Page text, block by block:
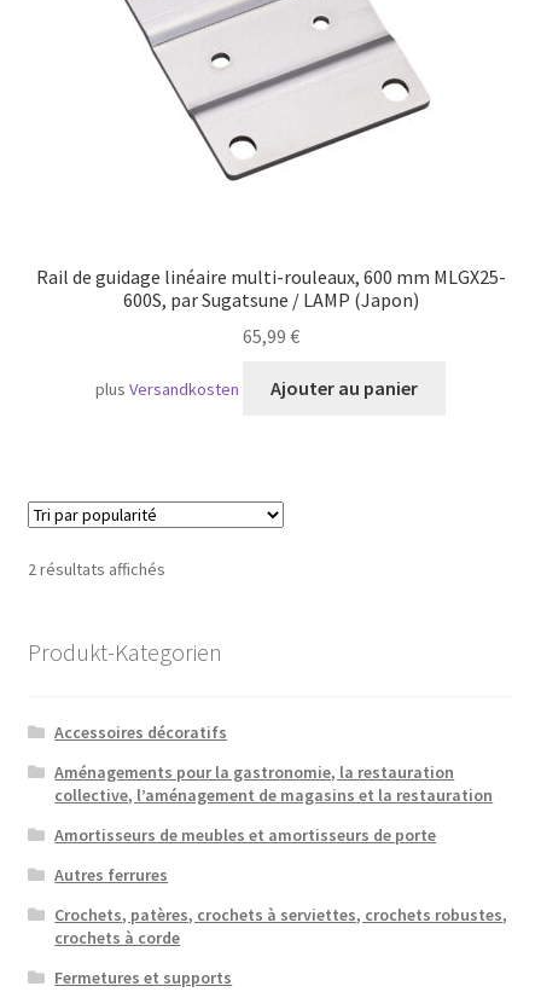
Rail de guidage linéaire multi-rouleaux, 600 mm MLGX25-
600S, par Sugatsune / LAMP (Japon)
65,99 €
plusVersandkosten Ajouter au panier
2 résultats affichésTrié
Produkt-Kategorien
Accessoires décoratifs
Aménagements pour la gastronomie, la restauration
collective, l’aménagement de magasins et la restauration
Amortisseurs de meubles et amortisseurs de porte
Autres ferrures
Crochets, patères, crochets à serviettes, crochets robustes,
crochets à corde
Fermetures et supports